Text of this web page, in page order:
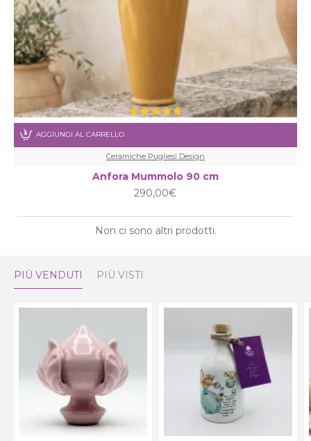
Ceramiche Pugliesi Design
Anfora Mummolo 90 cm
290,00€
AGGIUNGI AL CARRELLO
Non ci sono altri prodotti.
PIÙ VENDUTI PIÙ VISTI